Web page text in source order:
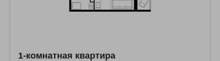
1-комнатная квартира